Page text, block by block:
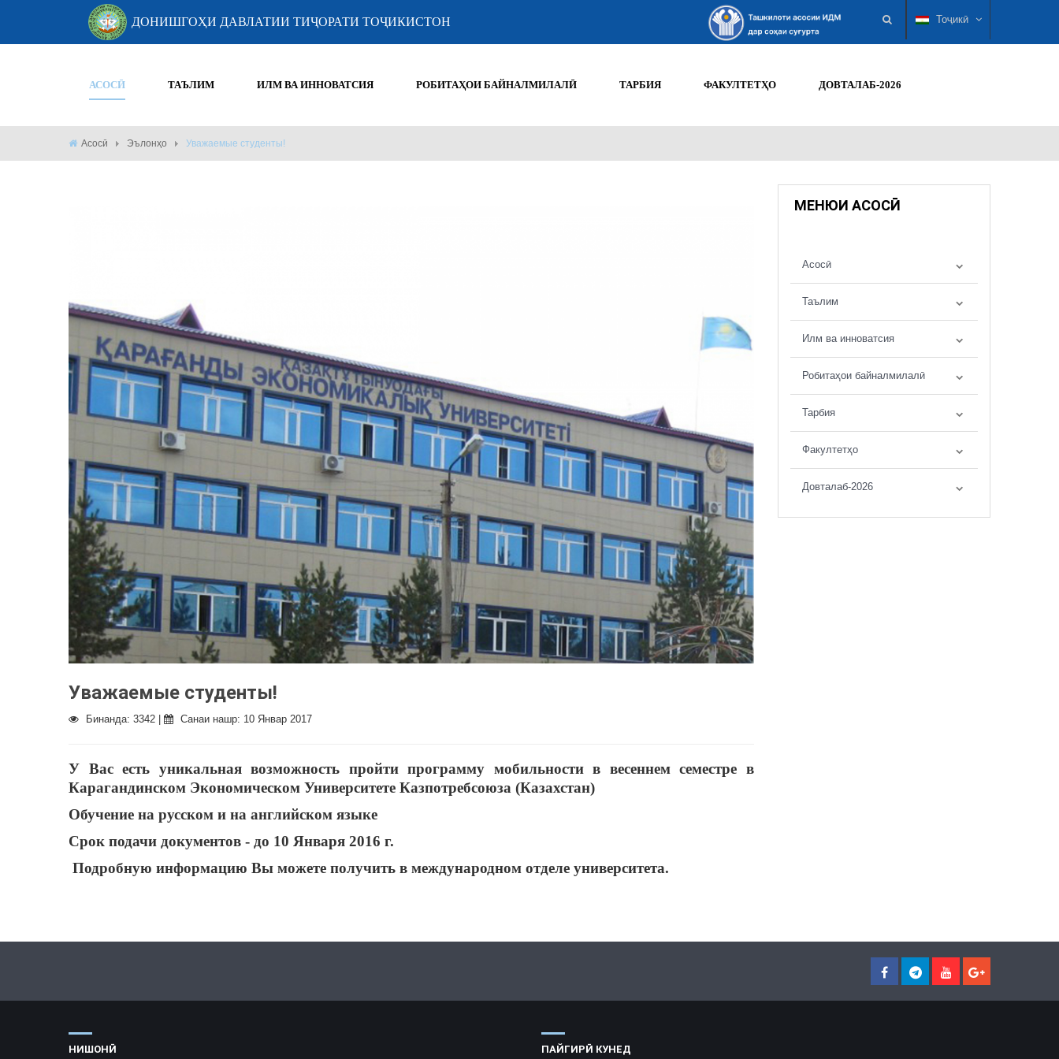
ДОНИШГОҲИ ДАВЛАТИИ ТИҶОРАТИ ТОҶИКИСТОН Тоҷикӣ
АСОСӢ ТАЪЛИМ ИЛМ ВА ИННОВАТСИЯ РОБИТАҲОИ БАЙНАЛМИЛАЛӢ ТАРБИЯ ФАКУЛТЕТҲО ДОВТАЛАБ-2026
Асосӣ Эълонҳо Уважаемые студенты!
Уважаемые студенты!
Бинанда: 3342 | Санаи нашр: 10 Январ 2017
У Вас есть уникальная возможность пройти программу мобильности в весеннем семестре в
Карагандинском Экономическом Университете Казпотребсоюза (Казахстан)
Обучение на русском и на английском языке
Срок подачи документов - до 10 Января 2016 г.
Подробную информацию Вы можете получить в международном отделе университета.
МЕНЮИ АСОСӢ
Асосӣ
Таълим
Илм ва инноватсия
Робитаҳои байналмилалӣ
Тарбия
Факултетҳо
Довталаб-2026
НИШОНӢ ПАЙГИРӢ КУНЕД